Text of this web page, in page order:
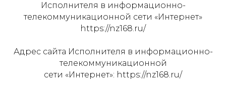
Исполнителя в информационно-
телекоммуникационной сети «Интернет»
https://nz168.ru/
Адрес сайта Исполнителя в информационно-
телекоммуникационной
сети «Интернет»: https://nz168.ru/